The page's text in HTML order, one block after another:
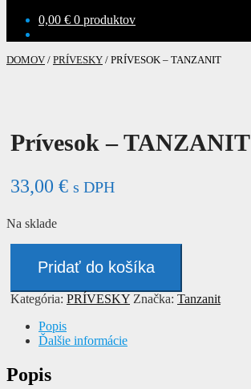
0,00 € 0 produktov
DOMOV / PRÍVESKY / PRÍVESOK – TANZANIT
Prívesok – TANZANIT
33,00 € s DPH
Na sklade
Prívesok
TANZANIT
Pridať do košíka
Kategória: PRÍVESKY Značka: Tanzanit
Popis
Ďalšie informácie
Popis